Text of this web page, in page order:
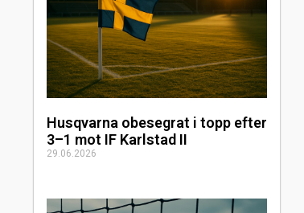
Husqvarna obesegrat i topp efter
3–1 mot IF Karlstad II
29.06.2026